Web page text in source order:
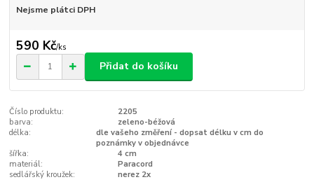
Nejsme plátci DPH
590 Kč/ks
Přidat do košíku
Číslo produktu:
2205
barva:
zeleno-béžová
délka:
dle vašeho změření - dopsat délku v cm do
poznámky v objednávce
šířka:
4 cm
materiál:
Paracord
sedlářský kroužek:
nerez 2x